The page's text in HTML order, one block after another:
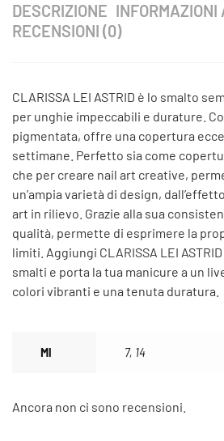
DESCRIZIONE INFORMAZIONI
RECENSIONI (0)
CLARISSA LEI ASTRID è lo smalto
per unghie impeccabili e durature.
pigmentata, offre una copertura
settimane. Perfetto sia come
che per creare nail art creative,
un’ampia varietà di design,
art in rilievo. Grazie alla sua
qualità, permette di esprimere la
limiti. Aggiungi CLARISSA LEI
smalti e porta la tua manicure a un
colori vibranti e una tenuta duratura.
Ml 7, 14
Ancora non ci sono recensioni.